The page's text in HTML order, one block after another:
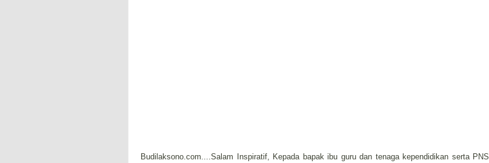
Budilaksono.com....Salam Inspiratif, Kepada bapak ibu guru dan tenaga kependidikan serta PNS